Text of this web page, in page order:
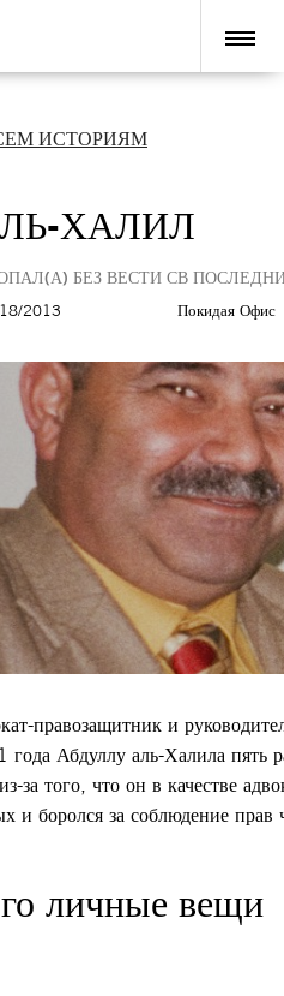
ИСТОРИЯМ
ХАЛИЛ
БЕЗ ВЕСТИ С
2013
В
Покидая Офис
правозащитник и
Абдуллу аль-Халила пять
за того, что он в качестве
и боролся за соблюдение прав
личные вещи